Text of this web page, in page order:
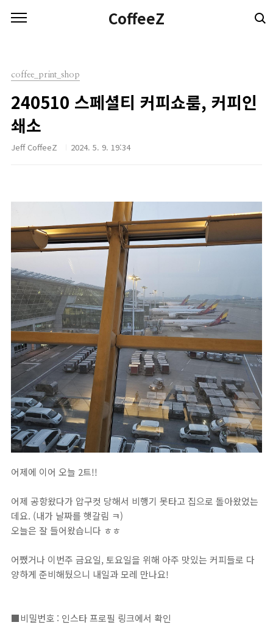
CoffeeZ
coffee_print_shop
240510 스페셜티 커피쇼룸, 커피인
쇄소
Jeff CoffeeZ 2024. 5. 9. 19:34
어제에 이어 오늘 2트!!
어제 공항왔다가 압구컷 당해서 비행기 못타고 집으로 돌아왔었는
데요. (내가 날짜를 햇갈림 ㅋ)
오늘은 잘 들어왔습니다 ㅎㅎ
어쨌거나 이번주 금요일, 토요일을 위해 아주 맛있는 커피들로 다
양하게 준비해뒀으니 내일과 모레 만나요!
■비밀번호 : 인스타 프로필 링크에서 확인⁣⁣⁣⁣⁣⁣⁣⁣⁣⁣⁣⁣⁣⁣⁣⁣⁣⁣⁣⁣⁣⁣⁣⁣⁣⁣⁣⁣⁣⁣⁣⁣⁣⁣⁣⁣⁣⁣⁣⁣⁣⁣⁣⁣⁣⁣⁣⁣⁣⁣⁣⁣⁣⁣⁣⁣⁣⁣⁣⁣⁣⁣⁣⁣⁣⁣⁣⁣⁣⁣⁣⁣⁣⁣⁣⁣⁣⁣⁣⁣⁣⁣⁣⁣⁣⁣⁣⁣⁣⁣⁣⁣⁣⁣⁣⁣⁣⁣⁣⁣⁣⁣⁣⁣⁣⁣⁣⁣⁣⁣⁣⁣⁣⁣⁣⁣⁣⁣⁣⁣⁣⁣⁣⁣⁣⁣⁣⁣⁣⁣⁣⁣⁣⁣⁣⁣⁣⁣⁣⁣⁣⁣⁣⁣⁣⁣⁣⁣⁣⁣⁣⁣⁣⁣⁣⁣⁣⁣⁣⁣⁣⁣⁣⁣⁣⁣⁣⁣⁣⁣⁣⁣⁣⁣⁣⁣⁣⁣⁣⁣⁣⁣⁣⁣⁣⁣⁣⁣⁣⁣⁣⁣⁣⁣⁣⁣⁣⁣⁣⁣⁣⁣⁣⁣⁣⁣⁣⁣⁣⁣⁣⁣⁣⁣⁣⁣⁣⁣⁣⁣⁣⁣⁣⁣⁣⁣⁣⁣⁣⁣⁣⁣⁣⁣⁣⁣⁣⁣⁣⁣⁣⁣⁣⁣⁣⁣⁣⁣⁣⁣⁣⁣⁣⁣⁣⁣⁣⁣⁣⁣⁣⁣⁣⁣⁣⁣⁣⁣⁣⁣⁣⁣⁣⁣⁣⁣⁣⁣⁣⁣⁣⁣⁣⁣⁣⁣⁣⁣